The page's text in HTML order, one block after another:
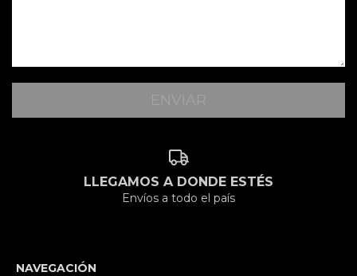
LLEGAMOS A DONDE ESTÉS
Envíos a todo el país
NAVEGACIÓN